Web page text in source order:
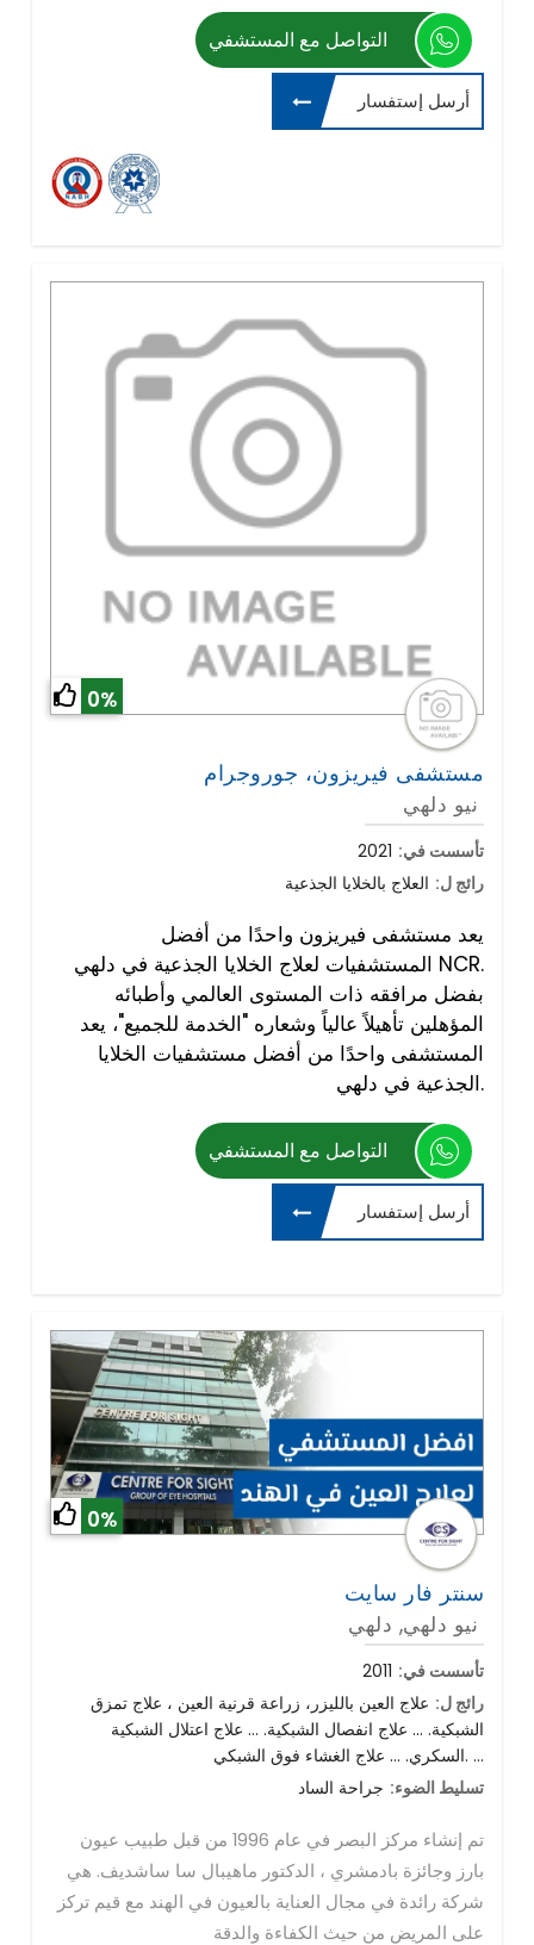
التواصل مع المستشفي
أرسل إستفسار
0%
مستشفى فيريزون، جوروجرام
نيو دلهي
تأسست في: 2021
رائج ل: العلاج بالخلايا الجذعية
يعد مستشفى فيريزون واحدًا من أفضل
المستشفيات لعلاج الخلايا الجذعية في دلهي NCR.
بفضل مرافقه ذات المستوى العالمي وأطبائه
المؤهلين تأهيلاً عالياً وشعاره "الخدمة للجميع"، يعد
المستشفى واحدًا من أفضل مستشفيات الخلايا
الجذعية في دلهي.
التواصل مع المستشفي
أرسل إستفسار
0%
سنتر فار سايت
نيو دلهي, دلهي
تأسست في: 2011
رائج ل: علاج العين بالليزر، زراعة قرنية العين ، علاج تمزق
الشبكية. ... علاج انفصال الشبكية. ... علاج اعتلال الشبكية
السكري. ... علاج الغشاء فوق الشبكي. ...
تسليط الضوء: جراحة الساد
تم إنشاء مركز البصر في عام 1996 من قبل طبيب عيون
بارز وجائزة بادمشري ، الدكتور ماهيبال سا ساشديف. هي
شركة رائدة في مجال العناية بالعيون في الهند مع قيم تركز
على المريض من حيث الكفاءة والدقة